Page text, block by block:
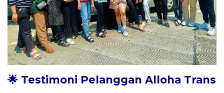
🌟 Testimoni Pelanggan Alloha Trans